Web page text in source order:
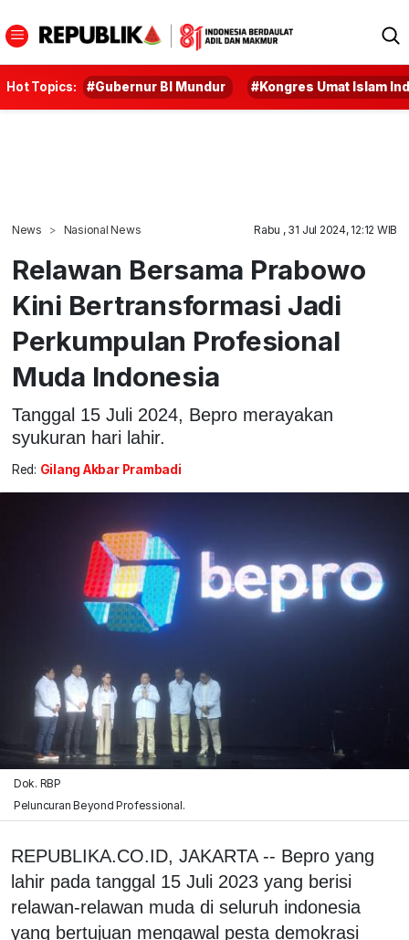
Hot Topics: #Gubernur BI Mundur #Kongres Umat Islam
News Nasional News Rabu , 31 Jul 2024, 12:12 WIB
Relawan Bersama Prabowo
Kini Bertransformasi Jadi
Perkumpulan Profesional
Muda Indonesia
Tanggal 15 Juli 2024, Bepro merayakan
syukuran hari lahir.
Red: Gilang Akbar Prambadi
Dok. RBP
Peluncuran Beyond Professional.
REPUBLIKA.CO.ID, JAKARTA -- Bepro yang
lahir pada tanggal 15 Juli 2023 yang berisi
relawan-relawan muda di seluruh indonesia
yang bertujuan mengawal pesta demokrasi